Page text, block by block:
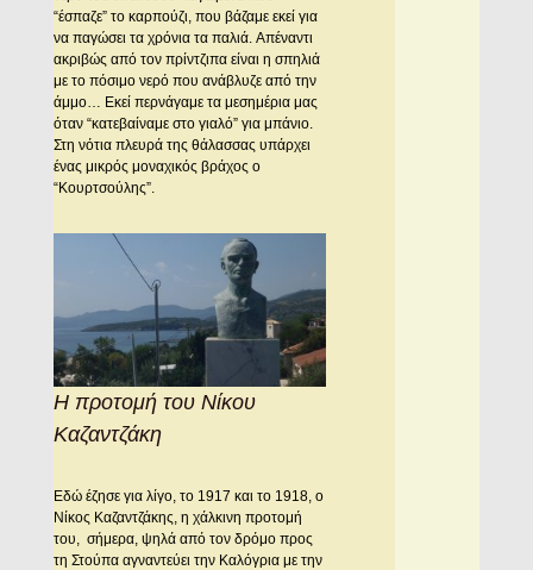
“έσπαζε” το καρπούζι, που βάζαμε εκεί για
να παγώσει τα χρόνια τα παλιά. Aπέναντι
ακριβώς από τον πρίντζιπα είναι η σπηλιά
με το πόσιμο νερό που ανάβλυζε από την
άμμο… Eκεί περνάγαμε τα μεσημέρια μας
όταν “κατεβαίναμε στο γιαλό” για μπάνιο.
Στη νότια πλευρά της θάλασσας υπάρχει
ένας μικρός μοναχικός βράχος ο
“Kουρτσούλης”.
Η προτομή του Νίκου
Καζαντζάκη
Eδώ έζησε για λίγο, το 1917 και το 1918, ο
Νίκος Kαζαντζάκης, η χάλκινη προτομή
του, σήμερα, ψηλά από τον δρόμο προς
τη Στούπα αγναντεύει την Kαλόγρια με την